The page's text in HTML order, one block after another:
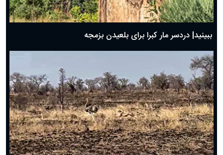
ببینید| دردسر مار کبرا برای بلعیدن بزمجه